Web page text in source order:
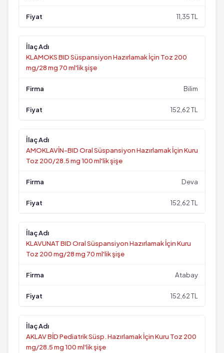
11,35 TL
KLAMOKS BID Süspansiyon Hazırlamak İçin Toz 200
mg/28 mg 70 ml'lik şişe
Bilim
152,62 TL
AMOKLAVİN-BID Oral Süspansiyon Hazırlamak İçin Kuru
Toz 200/28.5 mg 100 ml'lik şişe
Deva
152,62 TL
KLAVUNAT BID Oral Süspansiyon Hazırlamak İçin Kuru
Toz 200 mg/28 mg 70 ml'lik şişe
Atabay
152,62 TL
AKLAV BİD Pediatrik Süsp. Hazırlamak İçin Kuru Toz 200
mg/28.5 mg 100 ml'lik şişe